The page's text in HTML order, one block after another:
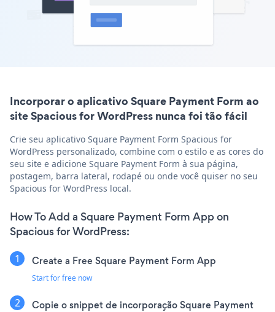
Incorporar o aplicativo Square Payment Form ao
site Spacious for WordPress nunca foi tão fácil
Crie seu aplicativo Square Payment Form Spacious for
WordPress personalizado, combine com o estilo e as cores do
seu site e adicione Square Payment Form à sua página,
postagem, barra lateral, rodapé ou onde você quiser no seu
Spacious for WordPress local.
How To Add a Square Payment Form App on
Spacious for WordPress:
Create a Free Square Payment Form App
Start for free now
Copie o snippet de incorporação Square Payment